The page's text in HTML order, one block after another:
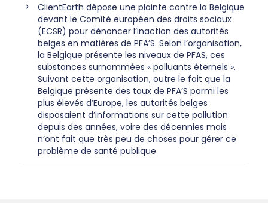
ClientEarth dépose une plainte contre la Belgique
devant le Comité européen des droits sociaux
(ECSR) pour dénoncer l’inaction des autorités
belges en matières de PFA’S. Selon l’organisation,
la Belgique présente les niveaux de PFAS, ces
substances surnommées « polluants éternels ».
Suivant cette organisation, outre le fait que la
Belgique présente des taux de PFA’S parmi les
plus élevés d’Europe, les autorités belges
disposaient d’informations sur cette pollution
depuis des années, voire des décennies mais
n’ont fait que très peu de choses pour gérer ce
problème de santé publique